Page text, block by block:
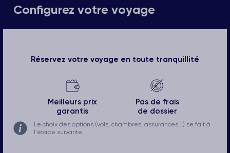
Configurez votre voyage
Réservez votre voyage en toute tranquillité
Meilleurs prix
garantis
Pas de frais
de dossier
Le choix des options (vols, chambres, assurances...) se fait à
l'étape suivante.